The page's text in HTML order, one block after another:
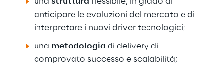
anticipare le evoluzioni del mercato e di
interpretare i nuovi driver tecnologici;
una metodologia di delivery di
comprovato successo e scalabilità;